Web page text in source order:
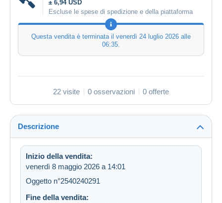
± 6,94 USD
Escluse le spese di spedizione e della piattaforma
Questa vendita è terminata il venerdì 24 luglio 2026 alle
06:35.
22 visite 0 osservazioni 0 offerte
Descrizione
Inizio della vendita:
venerdì 8 maggio 2026 a 14:01
Oggetto n°2540240291
Fine della vendita: